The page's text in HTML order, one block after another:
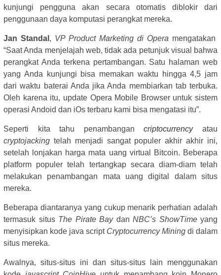
kunjungi pengguna akan secara otomatis diblokir dari
penggunaan daya komputasi perangkat mereka.
Jan Standal , VP Product Marketing di Opera mengatakan
“Saat Anda menjelajah web, tidak ada petunjuk visual bahwa
perangkat Anda terkena pertambangan. Satu halaman web
yang Anda kunjungi bisa memakan waktu hingga 4,5 jam
dari waktu baterai Anda jika Anda membiarkan tab terbuka.
Oleh karena itu, update Opera Mobile Browser untuk sistem
operasi Andoid dan iOs terbaru kami bisa mengatasi itu”.
Seperti kita tahu penambangancriptocurrencyatau
cryptojacking telah menjadi sangat populer akhir akhir ini,
setelah lonjakan harga mata uang virtual Bitcoin. Beberapa
platform populer telah tertangkap secara diam-diam telah
melakukan penambangan mata uang digital dalam situs
mereka.
Beberapa diantaranya yang cukup menarik perhatian adalah
termasuk situs The Pirate Baydan NBC’s ShowTimeyang
menyisipkan kode java script Cryptocurrency Mining di dalam
situs mereka.
Awalnya, situs-situs ini dan situs-situs lain menggunakan